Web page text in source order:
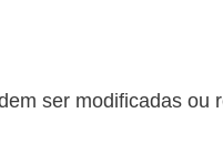
ser modificadas